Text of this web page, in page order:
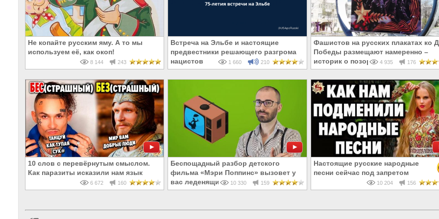
Не копайте русским яму. А то мы
используем её, как окоп!
8 144 243
Встреча на Эльбе и настоящие
предвестники решающего разгрома
нацистов
1 660 210
Фашистов на русских плакатах ко
Победы размещают намеренно –
историк о позорных «ошибках»
4 935 176
10 слов с перевёрнутым смыслом.
Как паразиты исказили нам язык
6 672 160
Беспощадный разбор детского
фильма «Мэри Поппинс» вызовет у
вас леденящий ужас
10 330 159
Настоящие русские народные
песни сейчас под запретом
10 204 156